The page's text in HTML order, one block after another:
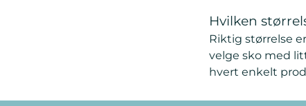
Hvilken
Riktig størrelse
velge sko med
hvert enkelt